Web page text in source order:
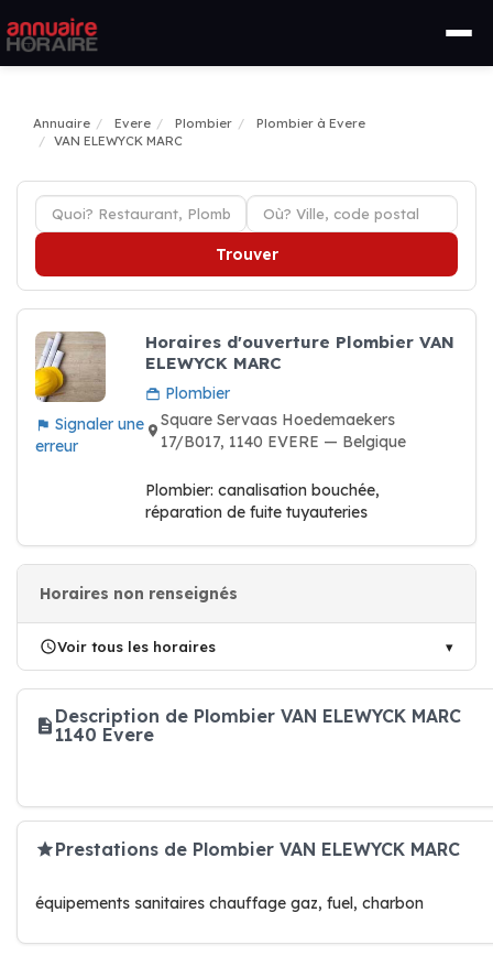
Annuaire Evere Plombier
Plombier à Evere
VAN ELEWYCK MARC
Trouver
Signaler une
erreur
Horaires d'ouverture Plombier VAN
ELEWYCK MARC
Plombier
Square Servaas Hoedemaekers
17/B017, 1140 EVERE — Belgique
Plombier: canalisation bouchée,
réparation de fuite tuyauteries
Horaires non renseignés
Voir tous les horaires
Description de Plombier VAN ELEWYCK MARC
1140 Evere
Prestations de Plombier VAN ELEWYCK MARC
équipements sanitaires chauffage gaz, fuel, charbon